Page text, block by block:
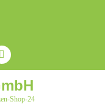
YouTube
Shop-24